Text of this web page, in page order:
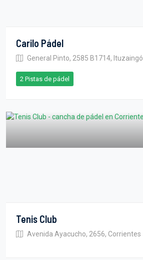
Carilo Pádel
General Pinto, 2585 B1714, Ituzaingó
2 Pistas de pádel
Tenis Club
Avenida Ayacucho, 2656, Corrientes